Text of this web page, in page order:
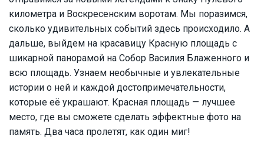
километра и Воскресенским воротам. Мы поразимся,
сколько удивительных событий здесь происходило. А
дальше, выйдем на красавицу Красную площадь с
шикарной панорамой на Собор Василия Блаженного и
всю площадь. Узнаем необычные и увлекательные
истории о ней и каждой достопримечательности,
которые её украшают. Красная площадь — лучшее
место, где вы сможете сделать эффектные фото на
память. Два часа пролетят, как один миг!